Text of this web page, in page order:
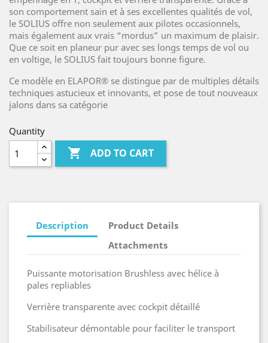
son comportement sain et à ses excellentes qualités de vol,
le SOLIUS offre non seulement aux pilotes occasionnels,
mais également aux vrais “mordus” un maximum de plaisir.
Que ce soit en planeur pur avec ses longs temps de vol ou
en voltige, le SOLIUS fait toujours bonne figure.
Ce modèle en ELAPOR® se distingue par de multiples détails
techniques astucieux et innovants, et pose de tout nouveaux
jalons dans sa catégorie
Quantity
 ADD TO CART
Description
Product Details
Attachments
Puissante motorisation Brushless avec hélice à
pales repliables
Verrière transparente avec cockpit détaillé
Stabilisateur démontable pour faciliter le transport